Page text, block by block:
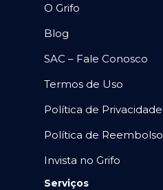
O Grifo
Blog
SAC – Fale Conosco
Termos de Uso
Política de Privacidade
Política de Reembolso
Invista no Grifo
Serviços